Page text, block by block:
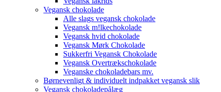
Vegansk chokolade
Alle slags vegansk chokolade
Vegansk m!lkechokolade
Vegansk hvid chokolade
Vegansk Mørk Chokolade
Sukkerfri Vegansk Chokolade
Vegansk Overtrækschokolade
Veganske chokoladebars mv.
Børnevenligt & individuelt indpakket vegansk slik
Vegansk chokoladepålæg